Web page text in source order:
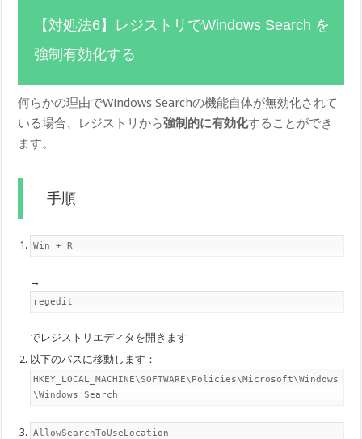
【対処法6】レジストリでWindows Search を
強制有効化する
何らかの理由でWindows Searchの機能自体が無効化されて
いる場合、レジストリから強制的に有効化することができ
ます。
手順
Win + R
→
regedit
でレジストリエディタを開きます
以下のパスに移動します：
HKEY_LOCAL_MACHINE\SOFTWARE\Policies\Microsoft\Windows
\Windows Search
AllowSearchToUseLocation